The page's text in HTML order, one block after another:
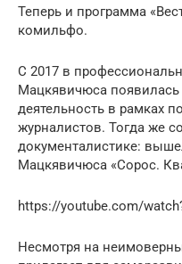
Теперь и программа
комильфо.
С 2017 в
Мацкявичюса появилась
деятельность в рамках
журналистов. Тогда же
документалистике:
Мацкявичюса «Сорос.
https://youtube.com/
Несмотря на